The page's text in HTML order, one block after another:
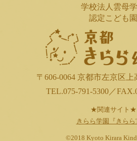
学校法人雲母
認定こども園
〒606-0064 京都市左京区
TEL.075-791-5300／
★関連サイト★
きらら学園『きらら
©2018 Kyoto Kirara